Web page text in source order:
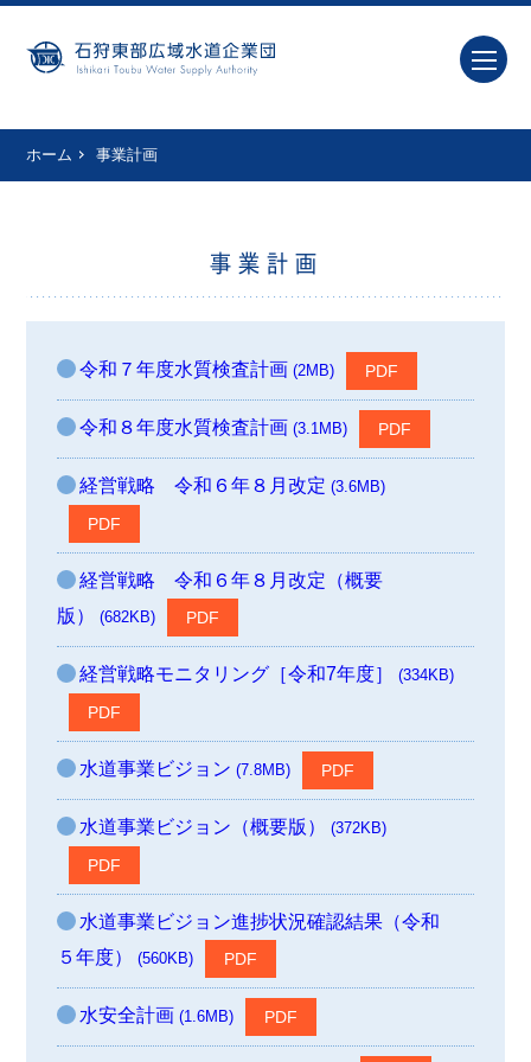
ホーム 事業計画
事業計画
令和７年度水質検査計画 (2MB)
令和８年度水質検査計画 (3.1MB)
経営戦略 令和６年８月改定 (3.6MB)
経営戦略 令和６年８月改定（概要
版）
(682KB)
経営戦略モニタリング［令和7年度］ (334KB)
水道事業ビジョン (7.8MB)
水道事業ビジョン（概要版） (372KB)
水道事業ビジョン進捗状況確認結果（令和
５年度）
(560KB)
水安全計画 (1.6MB)